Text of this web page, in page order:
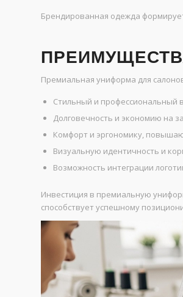
Брендированная одежда
Премиальная униформа для
Стильный и профессиональный
Долговечность и экономию на
Комфорт и эргономику,
Визуальную идентичность и
Возможность интеграции
Инвестиция в премиальную
способствует успешному